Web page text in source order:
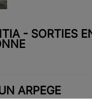
- SORTIES
ARPÈGE